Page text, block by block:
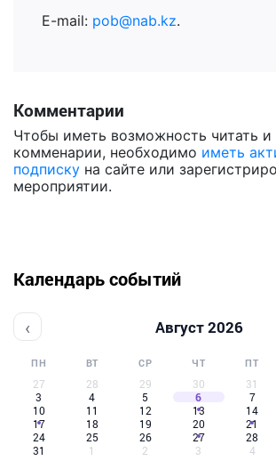
E-mail: pob@nab.kz.
Комментарии
Чтобы иметь возможность читать и
комменарии, необходимо иметь
подписку на сайте или
мероприятии.
Календарь событий
‹ Август 2026
ПН ВТ СР ЧТ ПТ
27 28 29 30 31
3
4 5 6 7
10
11 12 13 14
17
18 19 20 21
24
25 26 27 28
31
1 2 3 4